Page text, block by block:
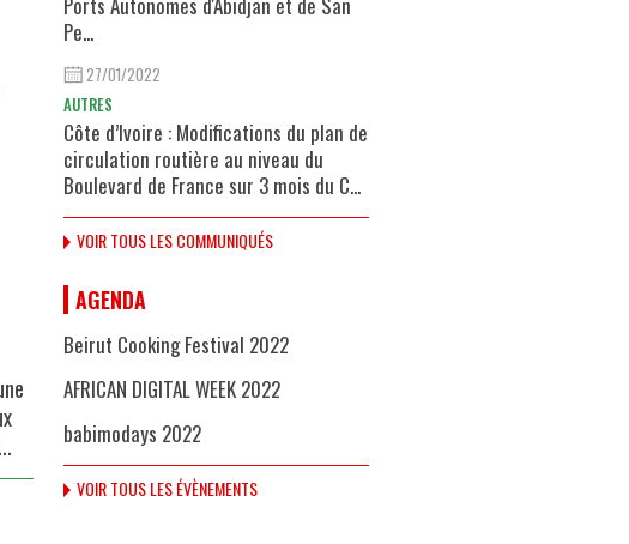
Pe...
27/01/2022
AUTRES
Côte d’Ivoire : Modifications du plan de
circulation routière au niveau du
Boulevard de France sur 3 mois du C...
VOIR TOUS LES COMMUNIQUÉS
AGENDA
Beirut Cooking Festival 2022
AFRICAN DIGITAL WEEK 2022
babimodays 2022
VOIR TOUS LES ÉVÈNEMENTS